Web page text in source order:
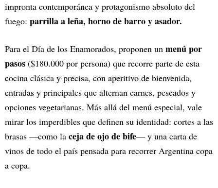
impronta contemporánea y protagonismo absoluto del
fuego: parrilla a leña, horno de barro y asador.
Para el Día de los Enamorados, proponen un menú por
pasos ($180.000 por persona) que recorre parte de esta
cocina clásica y precisa, con aperitivo de bienvenida,
entradas y principales que alternan carnes, pescados y
opciones vegetarianas. Más allá del menú especial, vale
mirar los imperdibles que definen su identidad: cortes a las
brasas —como la ceja de ojo de bife— y una carta de
vinos de todo el país pensada para recorrer Argentina copa
a copa.